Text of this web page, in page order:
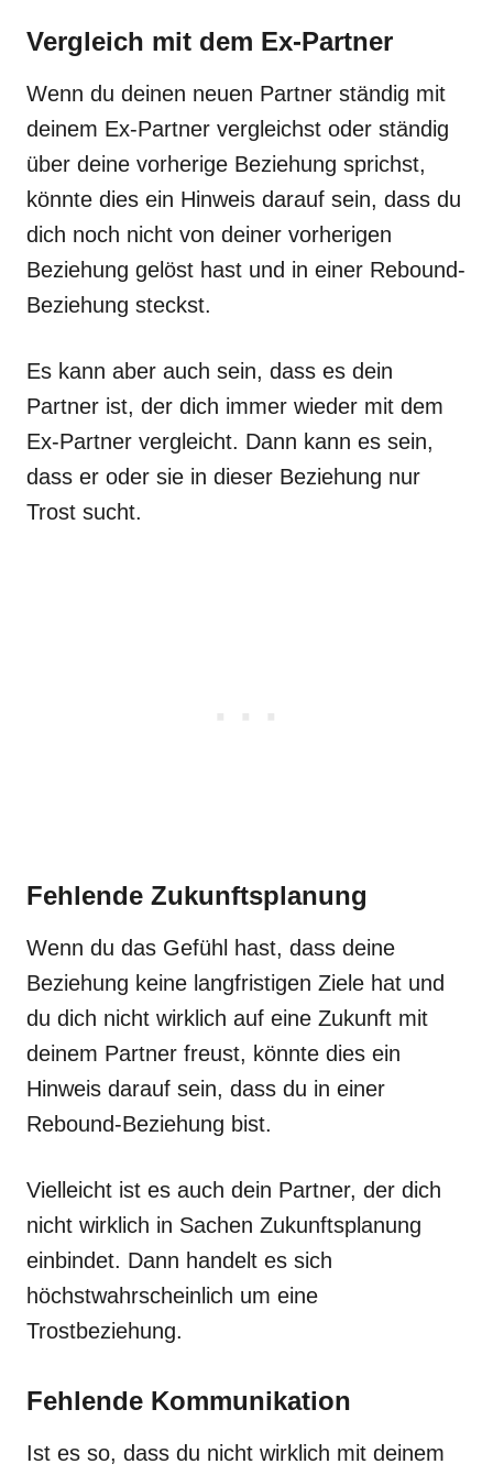
Vergleich mit dem Ex-Partner
Wenn du deinen neuen Partner ständig mit
deinem Ex-Partner vergleichst oder ständig
über deine vorherige Beziehung sprichst,
könnte dies ein Hinweis darauf sein, dass du
dich noch nicht von deiner vorherigen
Beziehung gelöst hast und in einer Rebound-
Beziehung steckst.
Es kann aber auch sein, dass es dein
Partner ist, der dich immer wieder mit dem
Ex-Partner vergleicht. Dann kann es sein,
dass er oder sie in dieser Beziehung nur
Trost sucht.
Fehlende Zukunftsplanung
Wenn du das Gefühl hast, dass deine
Beziehung keine langfristigen Ziele hat und
du dich nicht wirklich auf eine Zukunft mit
deinem Partner freust, könnte dies ein
Hinweis darauf sein, dass du in einer
Rebound-Beziehung bist.
Vielleicht ist es auch dein Partner, der dich
nicht wirklich in Sachen Zukunftsplanung
einbindet. Dann handelt es sich
höchstwahrscheinlich um eine
Trostbeziehung.
Fehlende Kommunikation
Ist es so, dass du nicht wirklich mit deinem